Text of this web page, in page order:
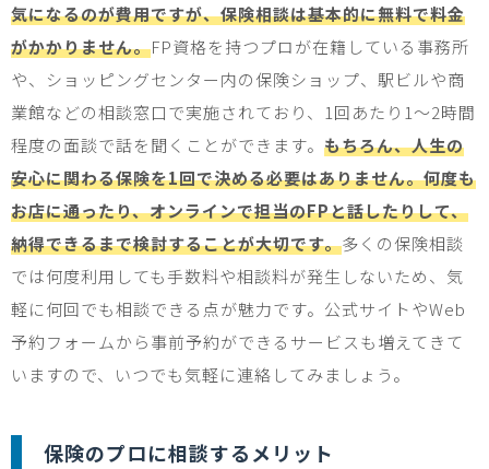
気になるのが費用ですが、保険相談は基本的に無料で料金
がかかりません。FP資格を持つプロが在籍している事務所
や、ショッピングセンター内の保険ショップ、駅ビルや商
業館などの相談窓口で実施されており、 1回あたり 1～2時間
程度の面談で話を聞くことができます。 もちろん、人生の
安心に関わる保険を1回で決める必要はありません。何度も
お店に通ったり、オンラインで担当のFPと話したりして、
納得できるまで検討することが大切です。多くの保険相談
では何度利用しても手数料や相談料が発生しないため、気
軽に何回でも相談できる点が魅力です。公式サイトやWeb
予約フォームから事前予約ができるサービスも増えてきて
いますので、いつでも気軽に連絡してみましょう。
保険のプロに相談するメリット